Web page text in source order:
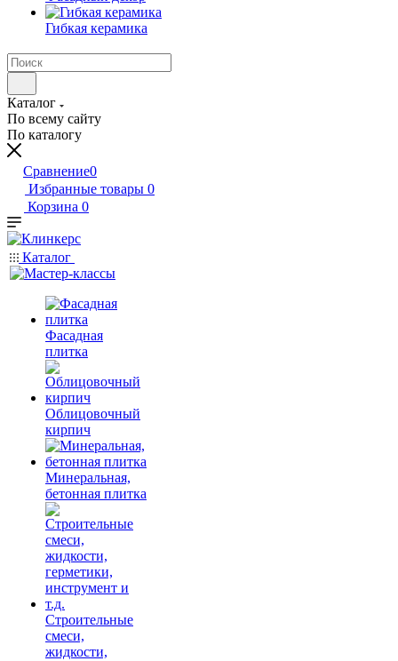
Гибкая керамика
Каталог
По всему сайту
По каталогу
Сравнение0
Избранные товары 0
Корзина 0
Каталог
Фасадная
плитка
Облицовочный
кирпич
Минеральная,
бетонная плитка
Строительные
смеси,
жидкости,